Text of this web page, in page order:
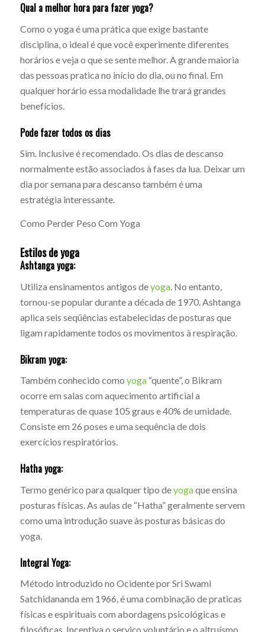
Qual a melhor hora para fazer yoga?
Como o yoga é uma prática que exige bastante
disciplina, o ideal é que você experimente diferentes
horários e veja o que se sente melhor. A grande maioria
das pessoas pratica no início do dia, ou no final. Em
qualquer horário essa modalidade lhe trará grandes
benefícios.
Pode fazer todos os dias
Sim. Inclusive é recomendado. Os dias de descanso
normalmente estão associados à fases da lua. Deixar um
dia por semana para descanso também é uma
estratégia interessante.
Como Perder Peso Com Yoga
Estilos de yoga
Ashtanga yoga:
Utiliza ensinamentos antigos deyoga. No entanto,
tornou-se popular durante a década de 1970. Ashtanga
aplica seis seqüências estabelecidas de posturas que
ligam rapidamente todos os movimentos à respiração.
Bikram yoga:
Também conhecido como yoga“quente”, o Bikram
ocorre em salas com aquecimento artificial a
temperaturas de quase 105 graus e 40% de umidade.
Consiste em 26 poses e uma sequência de dois
exercícios respiratórios.
Hatha yoga:
Termo genérico para qualquer tipo deyogaque ensina
posturas físicas. As aulas de “Hatha” geralmente servem
como uma introdução suave às posturas básicas do
yoga.
Integral Yoga:
Método introduzido no Ocidente por Sri Swami
Satchidananda em 1966, é uma combinação de praticas
físicas e espirituais com abordagens psicológicas e
filosóficas. Incentiva o serviço voluntário e o altruísmo.